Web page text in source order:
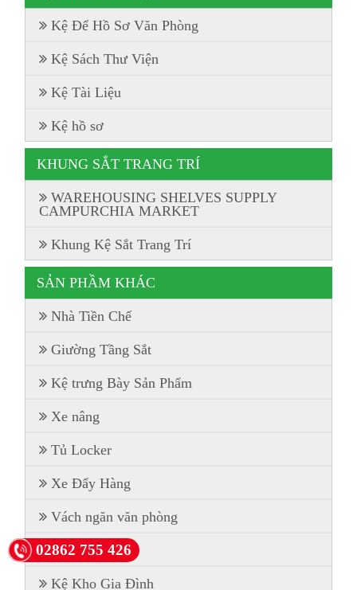
Kệ Để Hồ Sơ Văn Phòng
Kệ Sách Thư Viện
Kệ Tài Liệu
Kệ hồ sơ
KHUNG SẮT TRANG TRÍ
WAREHOUSING SHELVES SUPPLY
CAMPURCHIA MARKET
Khung Kệ Sắt Trang Trí
SẢN PHẦM KHÁC
Nhà Tiền Chế
Giường Tầng Sắt
Kệ trưng Bày Sản Phẩm
Xe nâng
Tủ Locker
Xe Đẩy Hàng
Vách ngăn văn phòng
Kệ Pallet
Kệ Kho Gia Đình
02862 755 426